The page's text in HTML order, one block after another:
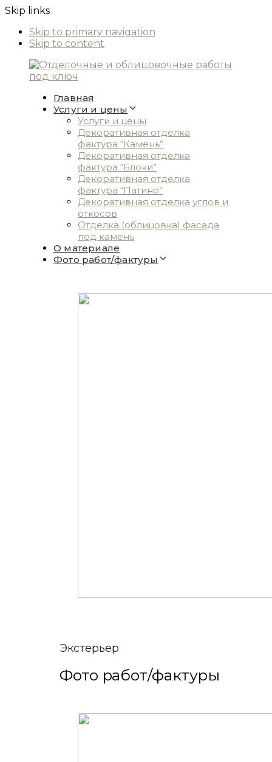
Skip links
Skip to primary navigation
Skip to content
Главная
Услуги и цены
Услуги и цены
Декоративная отделка
фактура “Камень”
Декоративная отделка
фактура “Блоки”
Декоративная отделка
фактура “Патино”
Декоративная отделка углов и
откосов
Отделка (облицовка) фасада
под камень
О материале
Фото работ/фактуры
Экстерьер
Фото работ/фактуры